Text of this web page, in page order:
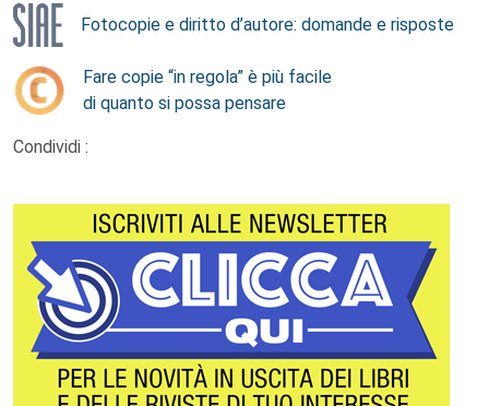
Fotocopie e diritto d’autore: domande e risposte
Fare copie “in regola” è più facile
di quanto si possa pensare
Condividi :